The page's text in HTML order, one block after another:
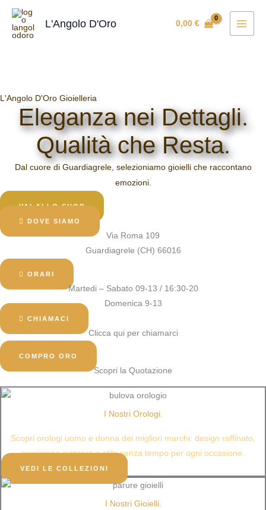
contenuto
L'Angolo D'Oro 0,00€
L'Angolo D'Oro Gioielleria
Eleganza nei Dettagli.
Qualità che Resta.
Dal cuore di Guardiagrele, selezioniamo gioielli che raccontano
emozioni.
VAI ALLO SHOP
DOVE SIAMO
Via Roma 109
Guardiagrele (CH) 66016
ORARI
Martedi – Sabato 09-13 / 16:30-20
Domenica 9-13
CHIAMACI
Clicca qui per chiamarci
COMPRO ORO
Scopri la Quotazione
I Nostri Orologi.
Scopri orologi uomo e donna dei migliori marchi: design raffinato,
precisione svizzera e stile senza tempo per ogni occasione.​
VEDI LE COLLEZIONI
I Nostri Gioielli.